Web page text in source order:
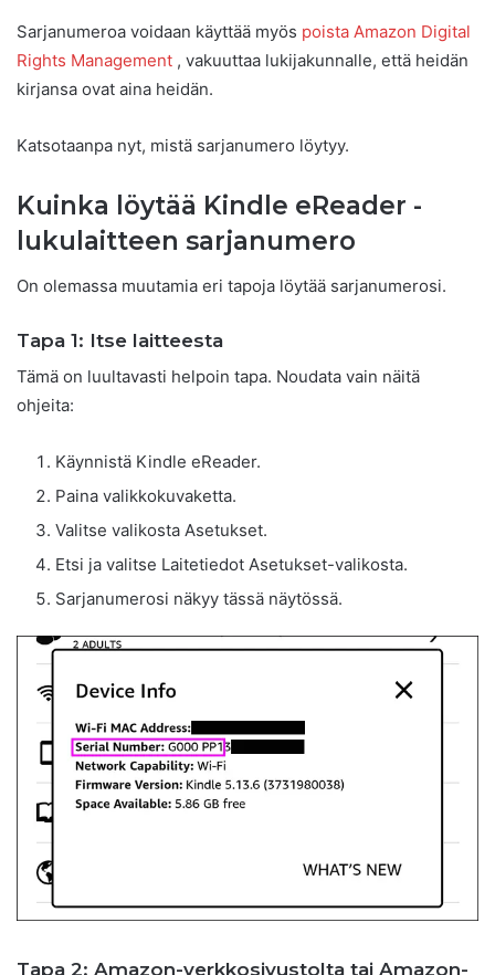
Sarjanumeroa voidaan käyttää myös poista Amazon Digital
Rights Management , vakuuttaa lukijakunnalle, että heidän
kirjansa ovat aina heidän.
Katsotaanpa nyt, mistä sarjanumero löytyy.
Kuinka löytää Kindle eReader -
lukulaitteen sarjanumero
On olemassa muutamia eri tapoja löytää sarjanumerosi.
Tapa 1: Itse laitteesta
Tämä on luultavasti helpoin tapa. Noudata vain näitä
ohjeita:
Käynnistä Kindle eReader.
Paina valikkokuvaketta.
Valitse valikosta Asetukset.
Etsi ja valitse Laitetiedot Asetukset-valikosta.
Sarjanumerosi näkyy tässä näytössä.
Tapa 2: Amazon-verkkosivustolta tai Amazon-